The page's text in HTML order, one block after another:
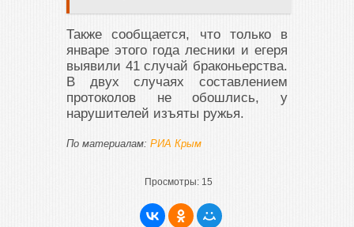
Также сообщается, что только в
январе этого года лесники и егеря
выявили 41 случай браконьерства.
В двух случаях составлением
протоколов не обошлись, у
нарушителей изъяты ружья.
По материалам: РИА Крым
Просмотры: 15